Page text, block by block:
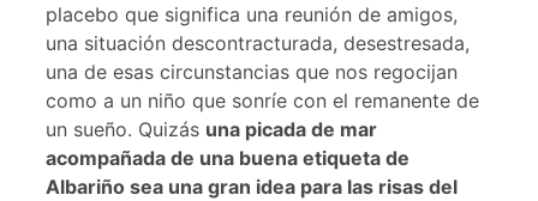
placebo que significa una reunión de amigos,
una situación descontracturada, desestresada,
una de esas circunstancias que nos regocijan
como a un niño que sonríe con el remanente de
un sueño. Quizás una picada de mar
acompañada de una buena etiqueta de
Albariño sea una gran idea para las risas del